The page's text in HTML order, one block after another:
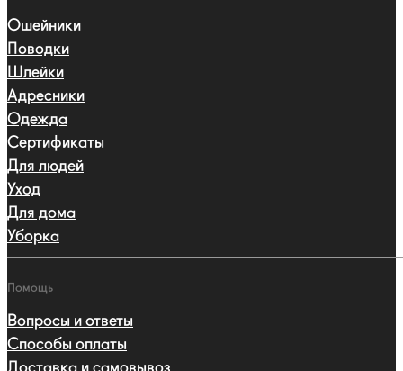
Ошейники
Поводки
Шлейки
Адресники
Одежда
Сертификаты
Для людей
Уход
Для дома
Уборка
Помощь
Вопросы и ответы
Способы оплаты